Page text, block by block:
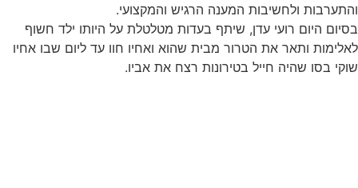
והתערבות ולחשיבות המענה הרגיש והמקצועי.
בסיום היום רועי עדן, שיתף בעדות מטלטלת על היותו ילד חשוף
לאלימות ותאר את הטרור מבית שהוא ואחיו חוו עד ליום שבו אחיו
שוקי בסו שהיה חייל בטירונות רצח את אביו.